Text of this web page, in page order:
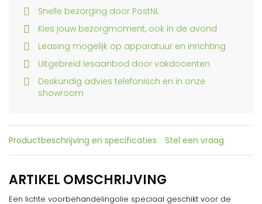
Snelle bezorging door PostNL
Kies jouw bezorgmoment, ook in de avond
Leasing mogelijk op apparatuur en inrichting
Uitgebreid lesaanbod door vakdocenten
Deskundig advies telefonisch en in onze
showroom
Productbeschrijving en specificaties Stel een vraag
ARTIKEL OMSCHRIJVING
Een lichte voorbehandelingolie speciaal geschikt voor de